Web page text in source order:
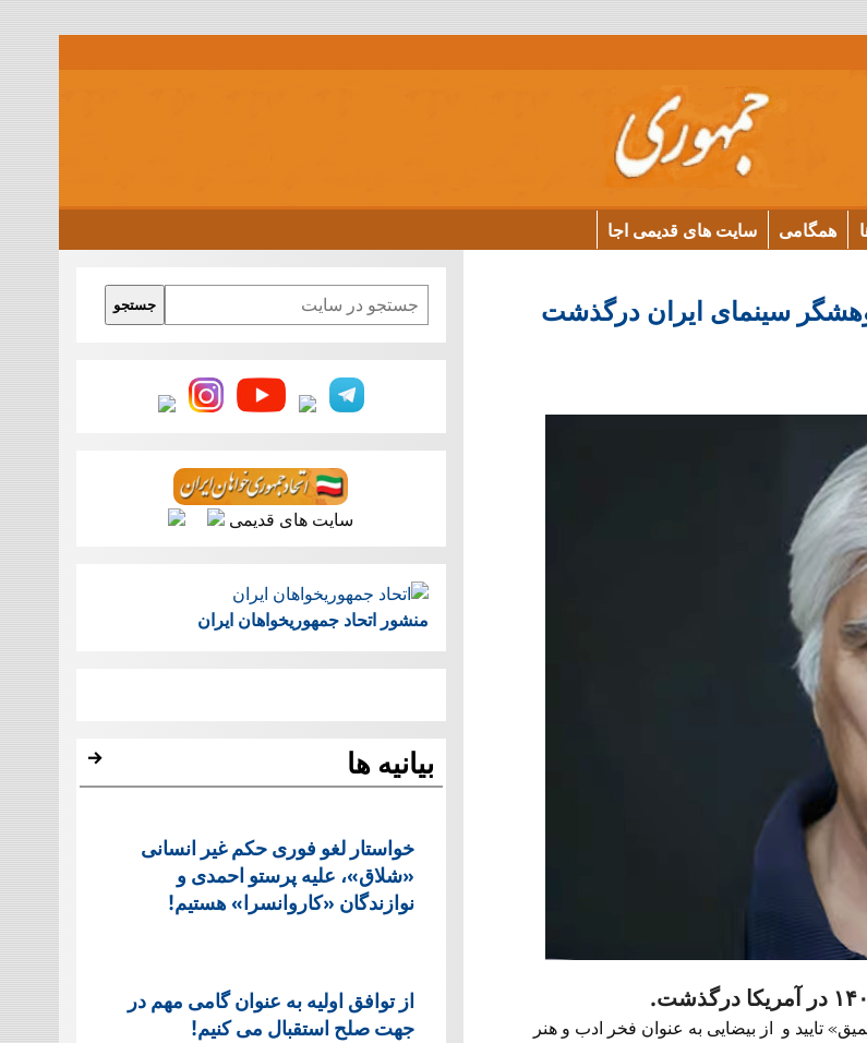
همگامی سایت های قدیمی اجا
سینمای ایران درگذشت
تایید و از بیضایی به عنوان فخر ادب و هنر
Search
جستجو
سایت های قدیمی
منشور اتحاد جمهوریخواهان ایران
بیانیه ها
خواستار لغو فوری حکم غیر انسانی
«شلاق»، علیه پرستو احمدی و
نوازندگان «کاروانسرا» هستیم!
از توافق اولیه به عنوان گامی مهم در
جهت صلح استقبال می کنیم!